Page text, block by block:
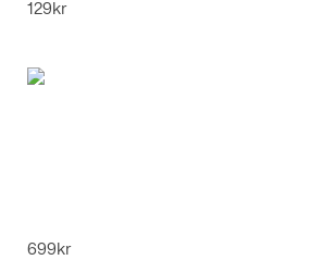
129 kr
699 kr